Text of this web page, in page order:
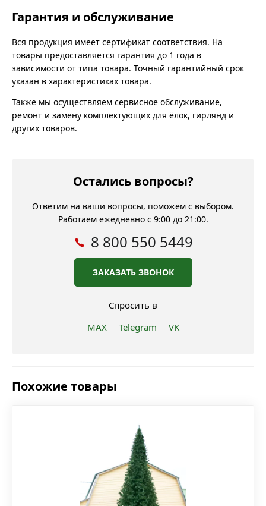
Гарантия и обслуживание
Вся продукция имеет сертификат соответствия. На
товары предоставляется гарантия до 1 года в
зависимости от типа товара. Точный гарантийный срок
указан в характеристиках товара.
Также мы осуществляем сервисное обслуживание,
ремонт и замену комплектующих для ёлок, гирлянд и
других товаров.
Остались вопросы?
Ответим на ваши вопросы, поможем с выбором.
Работаем ежедневно с 9:00 до 21:00.
8 800 550 5449
ЗАКАЗАТЬ ЗВОНОК
Спросить в
MAX
Telegram VK
Похожие товары